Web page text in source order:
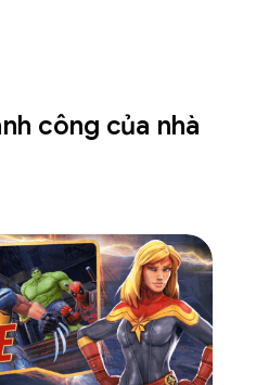
công của nhà